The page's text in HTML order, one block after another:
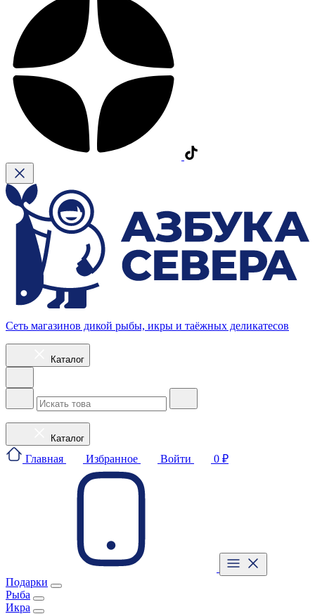
Сеть магазинов дикой рыбы, икры и таёжных деликатесов
Каталог
Каталог
Главная Избранное Войти 0 ₽
Подарки
Рыба
Икра